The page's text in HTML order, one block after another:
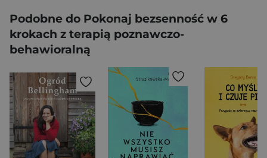
Podobne do Pokonaj bezsenność w 6
krokach z terapią poznawczo-
behawioralną